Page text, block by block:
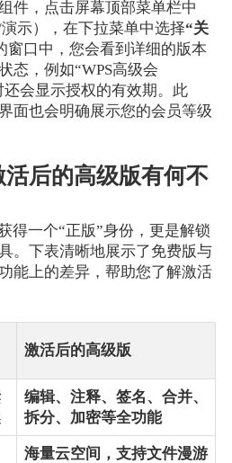
件，点击屏幕顶部菜单栏中
示），在下拉菜单中选择“关
窗口中，您会看到详细的版本
态，例如“WPS高级会
还会显示授权的有效期。此
面也会明确展示您的会员等级
后的高级版有何不
得一个“正版”身份，更是解锁
。下表清晰地展示了免费版与
能上的差异，帮助您了解激活
激活后的高级版
编辑、注释、签名、合并、
拆分、加密等全功能
海量云空间，支持文件漫游